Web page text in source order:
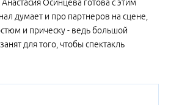
Осинцева готова с этим
думает и про партнеров на сцене,
и прическу - ведь большой
для того, чтобы спектакль